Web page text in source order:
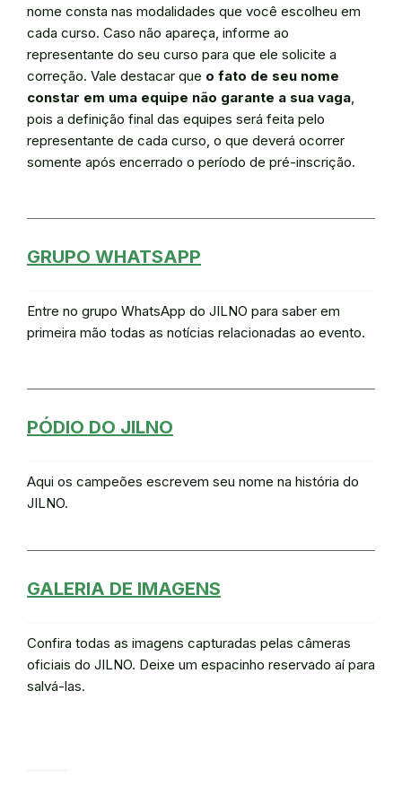
nome consta nas modalidades que você escolheu em
cada curso. Caso não apareça, informe ao
representante do seu curso para que ele solicite a
correção. Vale destacar que o fato de seu nome
constar em uma equipe não garante a sua vaga,
pois a definição final das equipes será feita pelo
representante de cada curso, o que deverá ocorrer
somente após encerrado o período de pré-inscrição.
GRUPO WHATSAPP
Entre no grupo WhatsApp do JILNO para saber em
primeira mão todas as notícias relacionadas ao evento.
PÓDIO DO JILNO
Aqui os campeões escrevem seu nome na história do
JILNO.
GALERIA DE IMAGENS
Confira todas as imagens capturadas pelas câmeras
oficiais do JILNO. Deixe um espacinho reservado aí para
salvá-las.